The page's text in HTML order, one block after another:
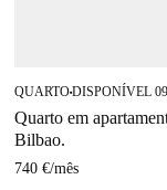
QUARTO■DISPONÍVEL
Quarto em
Bilbao.
740 €/mês